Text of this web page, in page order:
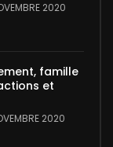
2020
famille
et
2020